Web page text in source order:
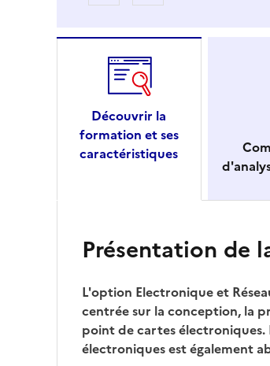
Découvrir la
formation et ses
caractéristiques
Présentation de
L'option Electronique et
centrée sur la conception, la
point de cartes
électroniques est également